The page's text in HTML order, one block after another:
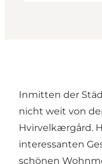
Inmitten der
nicht weit von
Hvirvelkærgård.
interessanten
schönen